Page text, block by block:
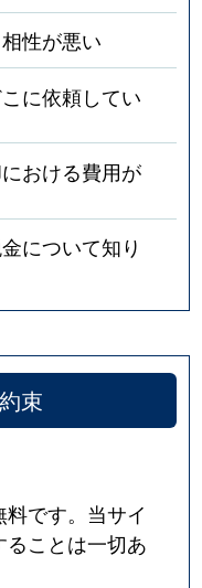
性が悪い
に依頼してい
おける費用が
について知り
束
です。当サイ
ることは一切あ